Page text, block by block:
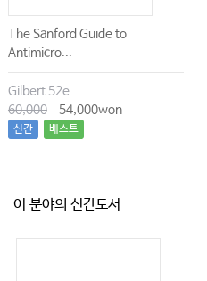
The Sanford Guide to
Antimicro...
Gilbert 52e
60,000
54,000won
신간 베스트
이 분야의 신간도서